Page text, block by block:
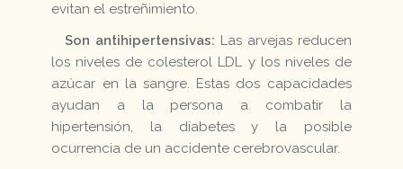
evitan el estreñimiento.
Son antihipertensivas: Las arvejas reducen
los niveles de colesterol LDL y los niveles de
azúcar en la sangre. Estas dos capacidades
ayudan a la persona a combatir la
hipertensión, la diabetes y la posible
ocurrencia de un accidente cerebrovascular.